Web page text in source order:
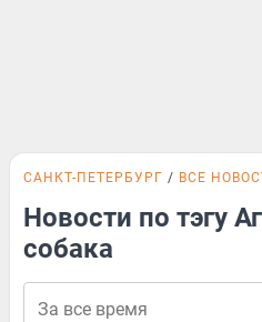
САНКТ-ПЕТЕРБУРГ ВСЕ
Новости по тэгу
собака